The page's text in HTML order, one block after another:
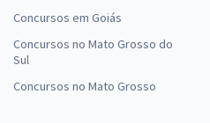
Concursos em Goiás
Concursos no Mato Grosso do
Sul
Concursos no Mato Grosso